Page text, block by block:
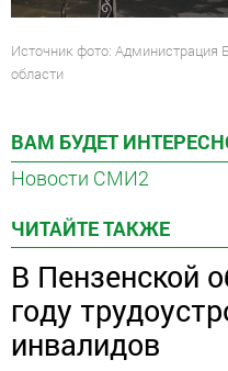
Источник фото: Администрация
области
ВАМ БУДЕТ
Новости СМИ2
ЧИТАЙТЕ ТАКЖЕ
В Пензенской
году
инвалидов